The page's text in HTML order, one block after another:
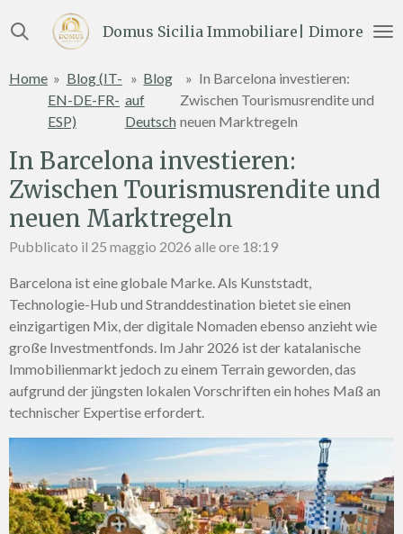
al
principale
Domus Sicilia Immobiliare| Dimore e
Home » Blog (IT-
EN-DE-FR-
ESP)
» Blog
auf
Deutsch
» In Barcelona investieren:
Zwischen Tourismusrendite und
neuen Marktregeln
In Barcelona investieren:
Zwischen Tourismusrendite und
neuen Marktregeln
Pubblicato il 25 maggio 2026 alle ore 18:19
Barcelona ist eine globale Marke. Als Kunststadt,
Technologie-Hub und Stranddestination bietet sie einen
einzigartigen Mix, der digitale Nomaden ebenso anzieht wie
große Investmentfonds. Im Jahr 2026 ist der katalanische
Immobilienmarkt jedoch zu einem Terrain geworden, das
aufgrund der jüngsten lokalen Vorschriften ein hohes Maß an
technischer Expertise erfordert.